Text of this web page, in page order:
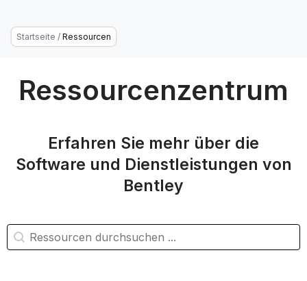
Startseite / Ressourcen
Ressourcenzentrum
Erfahren Sie mehr über die
Software und Dienstleistungen von
Bentley
Ressourcensuche
Inhalt suchen